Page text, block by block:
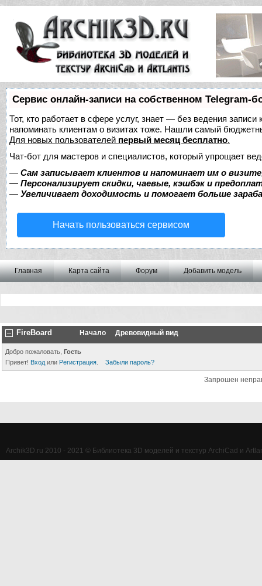
Сервис онлайн-записи на собственном Telegram-
Тот, кто работает в сфере услуг, знает — без ведения
напоминать клиентам о визитах тоже. Нашли самый
Для новых пользователей первый месяц бесплатно.
Чат-бот для мастеров и специалистов, который упрощает
— Сам записывает клиентов и напоминает им о
— Персонализирует скидки, чаевые, кэшбэк и
— Увеличивает доходимость и помогает больше
Начать пользоваться сервисом
Главная Карта сайта Форум Добавить модель
FireBoard Начало Древовидный вид
Добро пожаловать, Гость
Привет! Вход или Регистрация Забыли пароль?
Запрошен
Archik3D.ru 2010 - 2021 © Библиотека 3D моделей и текстур ArchiCad и